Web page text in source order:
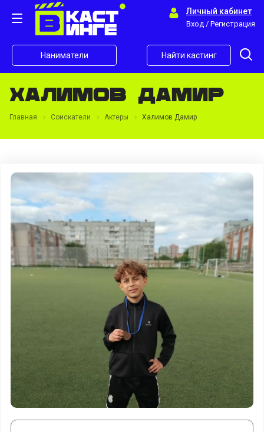
Личный кабинет
Вход / Регистрация
Наниматели Найти кастинг
Халимов Дамир
Главная Соискатели Актеры Халимов Дамир